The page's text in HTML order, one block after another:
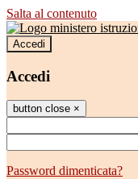
Salta al contenuto
Accedi
Accedi
button close ×
Password dimenticata?